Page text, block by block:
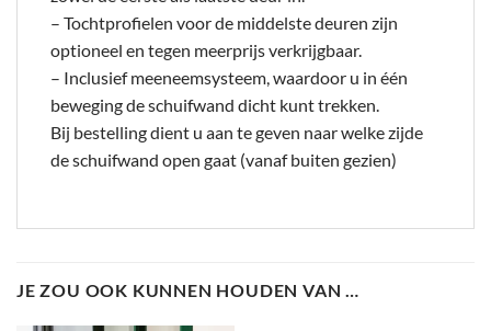
– Tochtprofielen voor de middelste deuren zijn
optioneel en tegen meerprijs verkrijgbaar.
– Inclusief meeneemsysteem, waardoor u in één
beweging de schuifwand dicht kunt trekken.
Bij bestelling dient u aan te geven naar welke zijde
de schuifwand open gaat (vanaf buiten gezien)
JE ZOU OOK KUNNEN HOUDEN VAN …